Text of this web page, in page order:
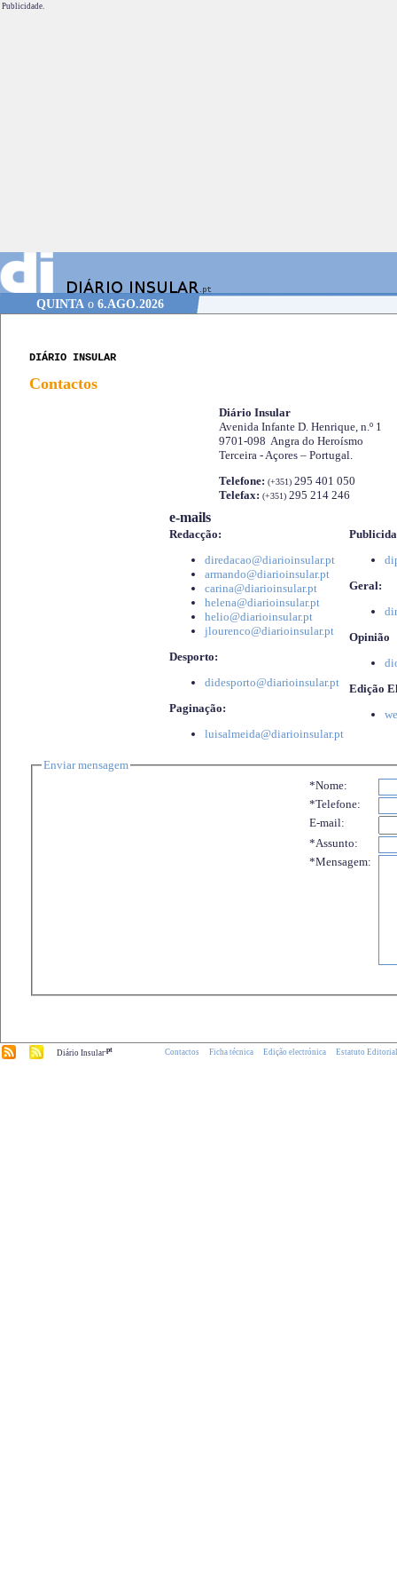
Publicidade.
QUINTAo 6.AGO.2026
DIÁRIO INSULAR
Contactos
Diário Insular
Avenida Infante D. Henrique, n.º 1
9701-098 Angra do Heroísmo
Terceira - Açores – Portugal.
Telefone: (+351) 295 401 050
Telefax: (+351) 295 214 246
e-mails
Redacção:
diredacao@diarioinsular.pt
armando@diarioinsular.pt
carina@diarioinsular.pt
helena@diarioinsular.pt
helio@diarioinsular.pt
jlourenco@diarioinsular.pt
Desporto:
didesporto@diarioinsular.pt
Paginação:
luisalmeida@diarioinsular.pt
Geral:
Opinião
Edição
Enviar mensagem
*Nome:
*Telefone:
E-mail:
*Assunto:
*Mensagem:
Diário Insular.pt Contactos Ficha técnica Edição electrónica Estatuto Editorial